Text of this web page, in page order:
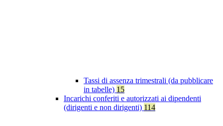
Tassi di assenza trimestrali (da pubblicare
in tabelle) 15
Incarichi conferiti e autorizzati ai dipendenti
(dirigenti e non dirigenti) 114